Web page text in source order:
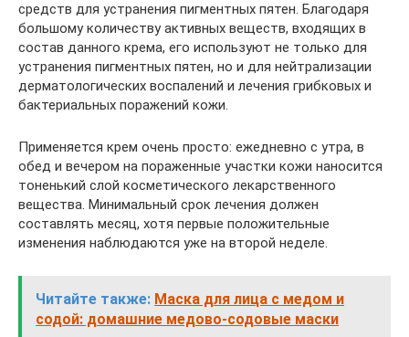
средств для устранения пигментных пятен. Благодаря
большому количеству активных веществ, входящих в
состав данного крема, его используют не только для
устранения пигментных пятен, но и для нейтрализации
дерматологических воспалений и лечения грибковых и
бактериальных поражений кожи.
Применяется крем очень просто: ежедневно с утра, в
обед и вечером на пораженные участки кожи наносится
тоненький слой косметического лекарственного
вещества. Минимальный срок лечения должен
составлять месяц, хотя первые положительные
изменения наблюдаются уже на второй неделе.
Читайте также: Маска для лица с медом и
содой: домашние медово-содовые маски